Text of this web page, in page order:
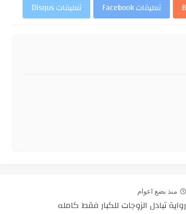
تعليقات Facebook تعليقات Disqus
منذ بضع اعوام
رواية تبادل الزوجات للكبار فقط كامله